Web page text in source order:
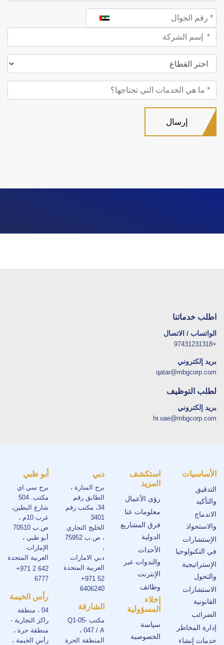
اطلب خدماتنا
الواتساب / الاتصال
+97431231318
بريد إلكتروني
qatar@mbgcorp.com
لطلب التوظيف
بريد إلكتروني
hr.uae@mbgcorp.com
الأساسيات
التدقيق
والتأكيد
الاندماج
والاستحواذ
الإستشارات
في التكنولوجيا
الإستراتيجية
والتحول
الاستشارات
القانونية
الضرائب
إدارة المخاطر
خدمات إنشاء
استكشف
المزيد
رؤى الأعمال
معلومات عنا
فرق المشاريع
الدولية
الأحداث
والندوات عبر
الإنترنت
وظائف
إخلاء
المسؤولية
سياسة
الخصوصية
دبي
برج المنارة ،
الطابق رقم
34، مكتب رقم
3401
الخليج التجاري
، ص.ب 75952
،
دبي الامارات
العربية المتحدة
+971 52
6406240
الشارقة
مكتب Q1-05-
047 / A ،
المنطقة الحرة
أبو ظبي
برج سي.اي
مكتب. 504
شارع البطين،
غرب 10م ،
ص.ب 70510
أبو ظبي ،
الإمارات
العربية المتحدة
+971 2 642
6777
رأس الخيمة
04 ، منطقة
راكز التجارية -
منطقة حرة ،
رأس الخيمة ،